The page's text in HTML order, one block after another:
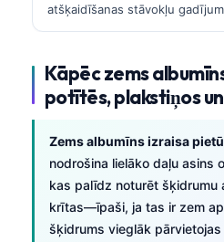
atšķaidīšanas stāvokļu
Kāpēc zems
potītēs, plakstiņos
Zems albumīns izraisa
nodrošina lielāko daļu asins
kas palīdz noturēt šķidrumu
krītas—īpaši, ja tas ir zem
šķidrums vieglāk pārvietojas